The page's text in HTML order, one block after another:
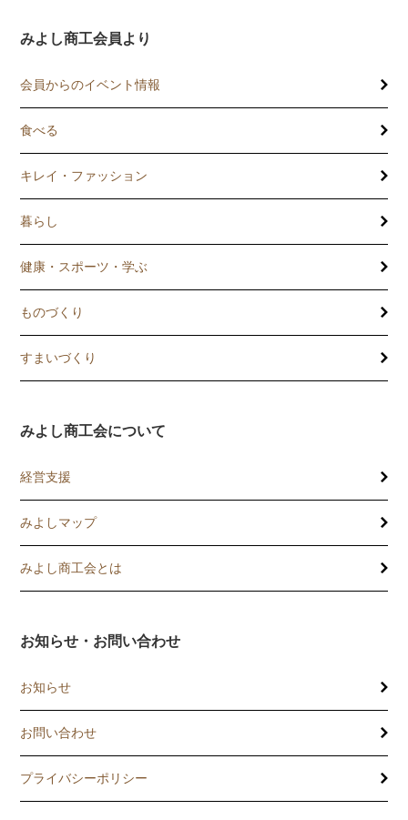
みよし商工会員より
会員からのイベント情報
食べる
キレイ・ファッション
暮らし
健康・スポーツ・学ぶ
ものづくり
すまいづくり
みよし商工会について
経営支援
講習会
記帳相談指導
みよしマップ
みよし商工会とは
お知らせ・お問い合わせ
お知らせ
お問い合わせ
プライバシーポリシー